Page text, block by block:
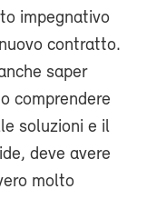
impegnativo
contratto.
saper
comprendere
soluzioni e il
deve avere
molto